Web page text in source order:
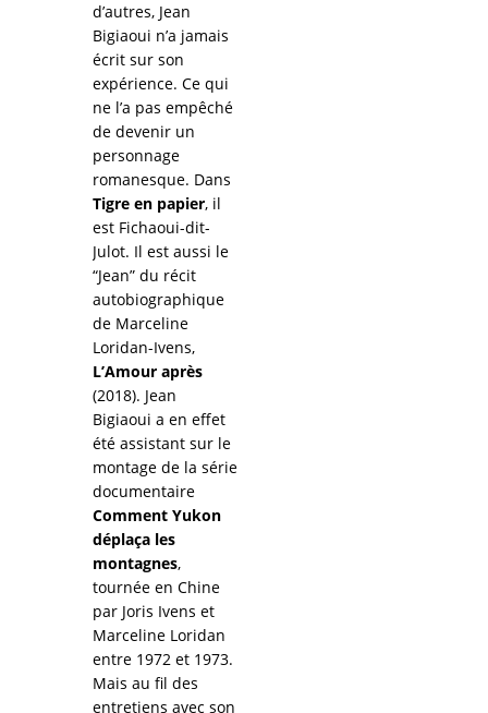
d’autres, Jean
Bigiaoui n’a jamais
écrit sur son
expérience. Ce qui
ne l’a pas empêché
de devenir un
personnage
romanesque. Dans
Tigre en papier, il
est Fichaoui-dit-
Julot. Il est aussi le
“Jean” du récit
autobiographique
de Marceline
Loridan-Ivens,
L’Amour après
(2018). Jean
Bigiaoui a en effet
été assistant sur le
montage de la série
documentaire
Comment Yukon
déplaça les
montagnes,
tournée en Chine
par Joris Ivens et
Marceline Loridan
entre 1972 et 1973.
Mais au fil des
entretiens avec son